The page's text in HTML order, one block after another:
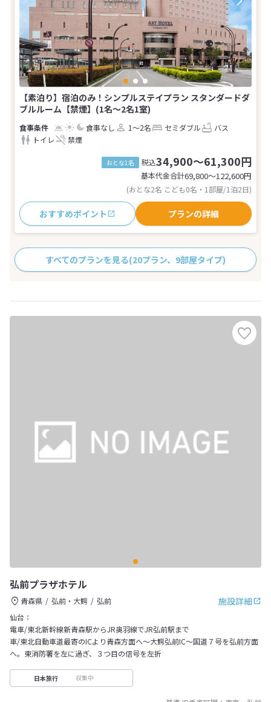
【素泊り】宿泊のみ！シンプルステイプラン スタンダードダ
ブルルーム【禁煙】(1名～2名1室)
食事なし 1～2名 セミダブル
バス
トイレ
禁煙
おとな1名 税込34,900～61,300円
基本代金合計69,800〜122,600円
(おとな2名 こども0名・1部屋/1泊2日)
おすすめポイント プランの詳細
すべてのプランを見る(20プラン、9部屋タイプ)
弘前プラザホテル
施設詳細
青森県 弘前・大鰐
弘前
仙台：
電車/東北新幹線新青森駅からJR奥羽線でJR弘前駅まで
車/東北自動車道最寄のICより青森方面へ～大鰐弘前IC～国道７号を弘前方面
へ。東消防署を左に過ぎ、３つ目の信号を左折
日本旅行 収集中